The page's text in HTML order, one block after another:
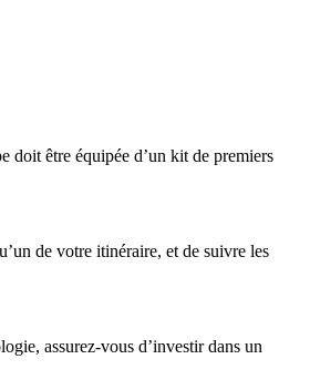
doit être équipée d’un kit de premiers
de votre itinéraire, et de suivre les
assurez-vous d’investir dans un